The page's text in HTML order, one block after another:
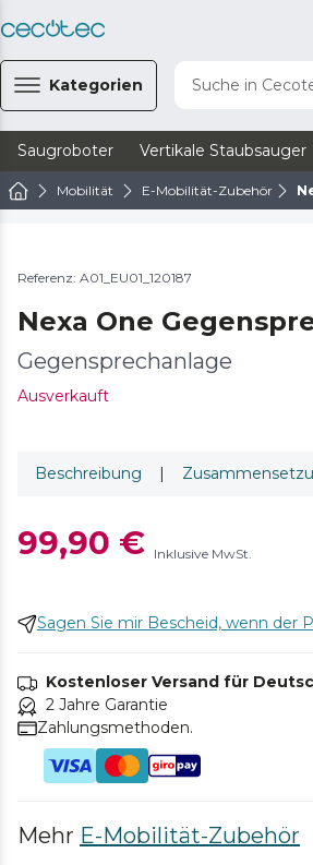
Kategorien Suche in
Saugroboter Vertikale Staubsauger
Mobilität E-Mobilität-Zubehör
Referenz: A01_EU01_120187
Nexa One
Gegensprechanlage
Ausverkauft
Beschreibung |
99,90 € Inklusive MwSt.
Sagen Sie mir Bescheid, wenn der
Kostenloser Versand für
2 Jahre Garantie
Zahlungsmethoden.
Mehr E-Mobilität-Zubehör